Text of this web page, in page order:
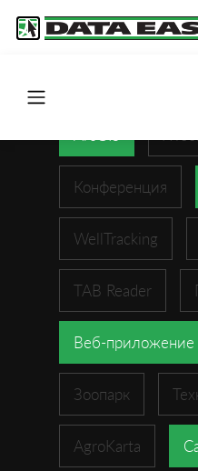
Конференция
WellTracking
TAB Reader
Веб-приложение
Зоопарк
AgroKarta